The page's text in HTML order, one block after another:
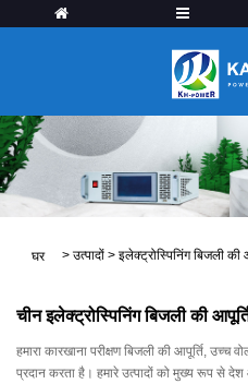
घर > उत्पादों > इलेक्ट्रोस्पिनिंग बिजली की
चीन इलेक्ट्रोस्पिनिंग बिजली की आपूर्ति
हमारा कारखाना परीक्षण बिजली की आपूर्ति, उच्च
प्रदान करता है। हमारे उत्पादों को मुख्य रूप से